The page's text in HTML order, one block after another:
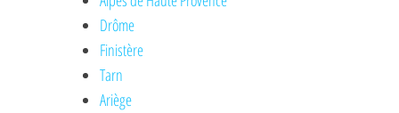
Drôme
Finistère
Tarn
Ariège